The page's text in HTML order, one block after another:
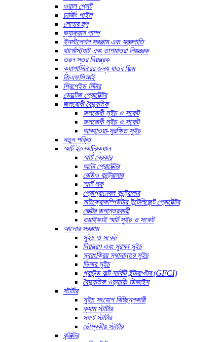
ওয়াল প্লেট
চার্জিং পাইল
লোহার হুপ
ভ্যাকুয়াম পাম্প
ইনস্টলেশন সরঞ্জাম এবং যন্ত্রপাতি
থার্মোস্ট্যাট এবং তাপমাত্রা নিয়ন্ত্রক
তরল স্তর নিয়ন্ত্রক
ক্যাপাসিটরের জন্য ধাতব ফিল্ম
জিএফসিআই
প্রিপেইড মিটার
ভোল্টেজ প্রোটেক্টর
জলরোধী বৈদ্যুতিক
জলরোধী সুইচ ও সকেট
জলরোধী সুইচ ও সকেট
আবহাওয়া-সুরক্ষিত সুইচ
নতুন শক্তি
স্মার্ট ইলেকট্রিক্যাল
স্মার্ট ব্রেকার
অটো প্রোটেক্টর
রেডিও কন্ট্রোলার
স্মার্ট লক
প্রোগ্রামেবল কন্ট্রোলার
মাইক্রোকম্পিউটার ইন্টেলিজেন্ট প্রোটেক্টর
ভেক্টর রূপান্তরকারী
ওয়াইফাই স্মার্ট সুইচ ও সকেট
আলোর সরঞ্জাম
সুইচ ও সকেট
নিয়ন্ত্রণ এবং সুরক্ষা সুইচ
স্বয়ংক্রিয় স্থানান্তর সুইচ
ডিমার সুইচ
গ্রাউন্ড ফল্ট সার্কিট ইন্টারাপ্টার (GFCI)
বৈদ্যুতিক ওয়্যারিং ডিভাইস
স্টার্টার
সুইচ সংযোগ বিচ্ছিন্নকারী
ক্যাম স্টার্টার
সফট স্টার্টার
চৌম্বকীয় স্টার্টার
কন্টাক্টর